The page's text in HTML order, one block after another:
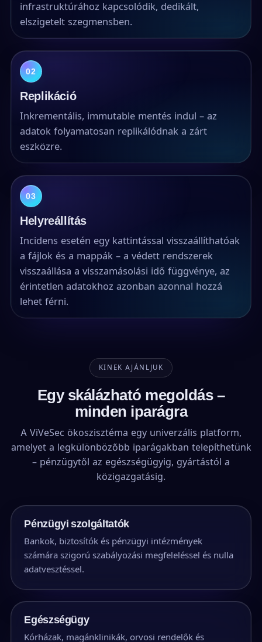
infrastruktúrához kapcsolódik, dedikált,
elszigetelt szegmensben.
02
Replikáció
Inkrementális, immutable mentés indul – az
adatok folyamatosan replikálódnak a zárt
eszközre.
03
Helyreállítás
Incidens esetén egy kattintással visszaállíthatóak
a fájlok és a mappák – a védett rendszerek
visszaállása a visszamásolási idő függvénye, az
érintetlen adatokhoz azonban azonnal hozzá
lehet férni.
KINEK AJÁNLJUK
Egy skálázható megoldás –
minden iparágra
A ViVeSec ökoszisztéma egy univerzális platform,
amelyet a legkülönbözőbb iparágakban telepíthetünk
– pénzügytől az egészségügyig, gyártástól a
közigazgatásig.
Pénzügyi szolgáltatók
Bankok, biztosítók és pénzügyi intézmények
számára szigorú szabályozási megfeleléssel és nulla
adatvesztéssel.
Egészségügy
Kórházak, magánklinikák, orvosi rendelők és